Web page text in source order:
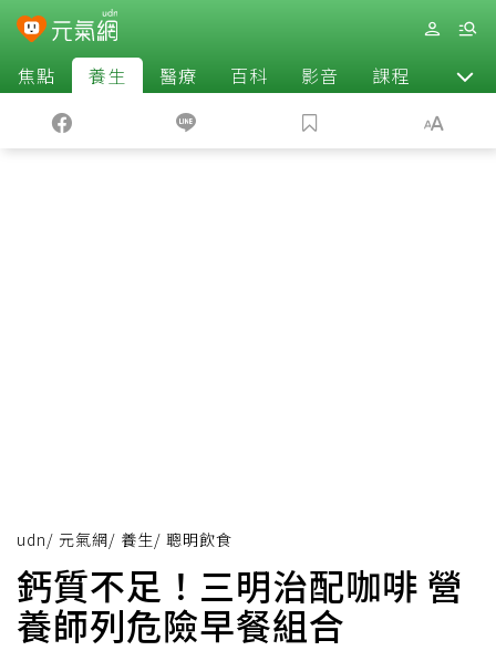
焦點 養生 醫療 百科 影音 課程 退休
udn/ 元氣網/ 養生/ 聰明飲食
鈣質不足！三明治配咖啡 營
養師列危險早餐組合